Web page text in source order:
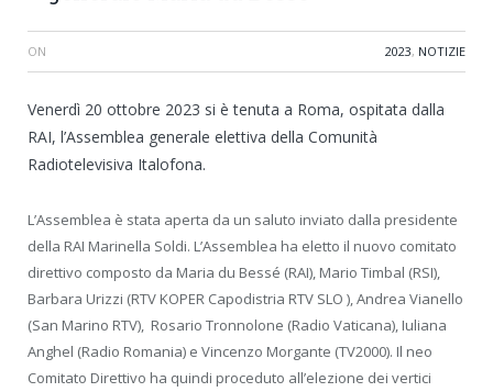
ON 2023, NOTIZIE
Venerdì 20 ottobre 2023 si è tenuta a Roma, ospitata dalla
RAI, l’Assemblea generale elettiva della Comunità
Radiotelevisiva Italofona.
L’Assemblea è stata aperta da un saluto inviato dalla presidente
della RAI Marinella Soldi. L’Assemblea ha eletto il nuovo comitato
direttivo composto da Maria du Bessé (RAI), Mario Timbal (RSI),
Barbara Urizzi (RTV KOPER Capodistria RTV SLO ), Andrea Vianello
(San Marino RTV), Rosario Tronnolone (Radio Vaticana), Iuliana
Anghel (Radio Romania) e Vincenzo Morgante (TV2000). Il neo
Comitato Direttivo ha quindi proceduto all’elezione dei vertici